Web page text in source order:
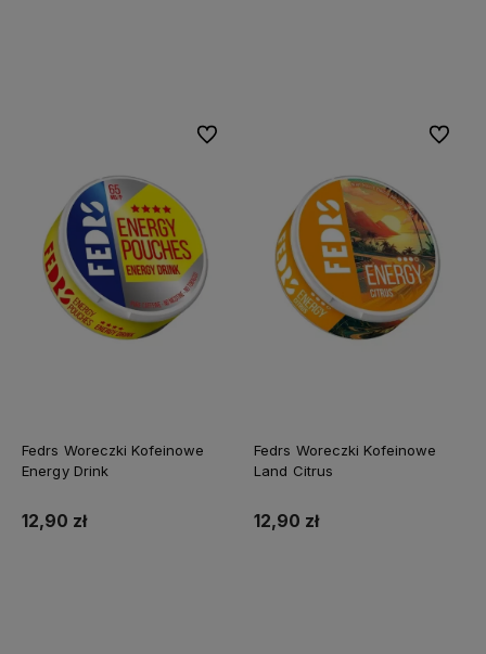
Fedrs Woreczki Kofeinowe
Energy Drink
12,90 zł
Do ulubionych
Fedrs Woreczki Kofeinowe
Land Citrus
12,90 zł
Do